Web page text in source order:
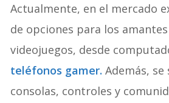
Actualmente, en el mercado
de opciones para los
videojuegos, desde
teléfonos gamer. Además, se
consolas, controles y